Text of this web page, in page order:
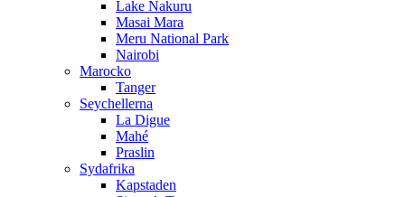
Lake Nakuru
Masai Mara
Meru National Park
Nairobi
Marocko
Tanger
Seychellerna
La Digue
Mahé
Praslin
Sydafrika
Kapstaden